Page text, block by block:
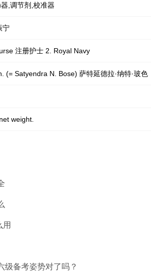
,调节剂,校准器
宁
注册护士 2. Royal Navy
(= Satyendra N. Bose) 萨特延德拉·纳特·玻
weight.
用
级备考姿势对了吗？